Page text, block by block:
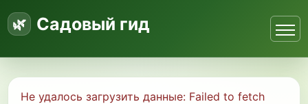
Садовый гид
Не удалось загрузить данные: Failed to fetch